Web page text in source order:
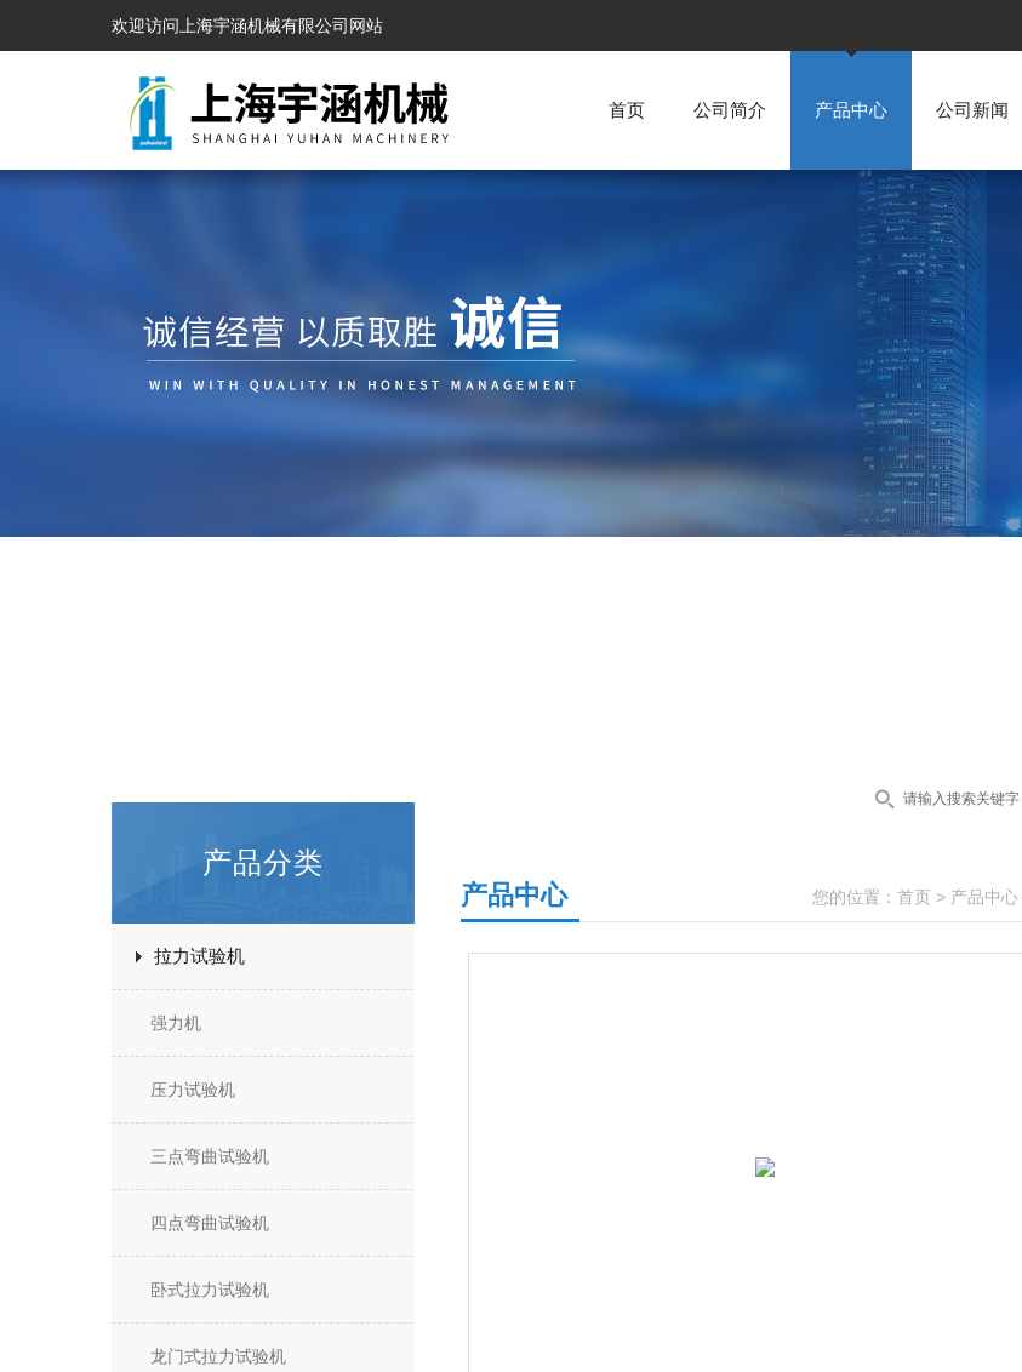
欢迎访问上海宇涵机械有限公司网站
首页 公司简介 产品中心 公司新闻
产品分类
拉力试验机
强力机
压力试验机
三点弯曲试验机
四点弯曲试验机
卧式拉力试验机
龙门式拉力试验机
您的位置： 首页 > 产品中心
产品中心